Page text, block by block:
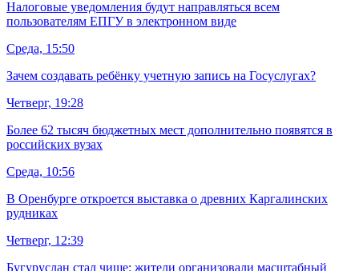
Налоговые уведомления будут направляться всем
пользователям ЕПГУ в электронном виде
Среда, 15:50
Зачем создавать ребёнку учетную запись на Госуслугах?
Четверг, 19:28
Более 62 тысяч бюджетных мест дополнительно появятся в
российских вузах
Среда, 10:56
В Оренбурге откроется выставка о древних Каргалинских
рудниках
Четверг, 12:39
Бугуруслан стал чище: жители организовали масштабный